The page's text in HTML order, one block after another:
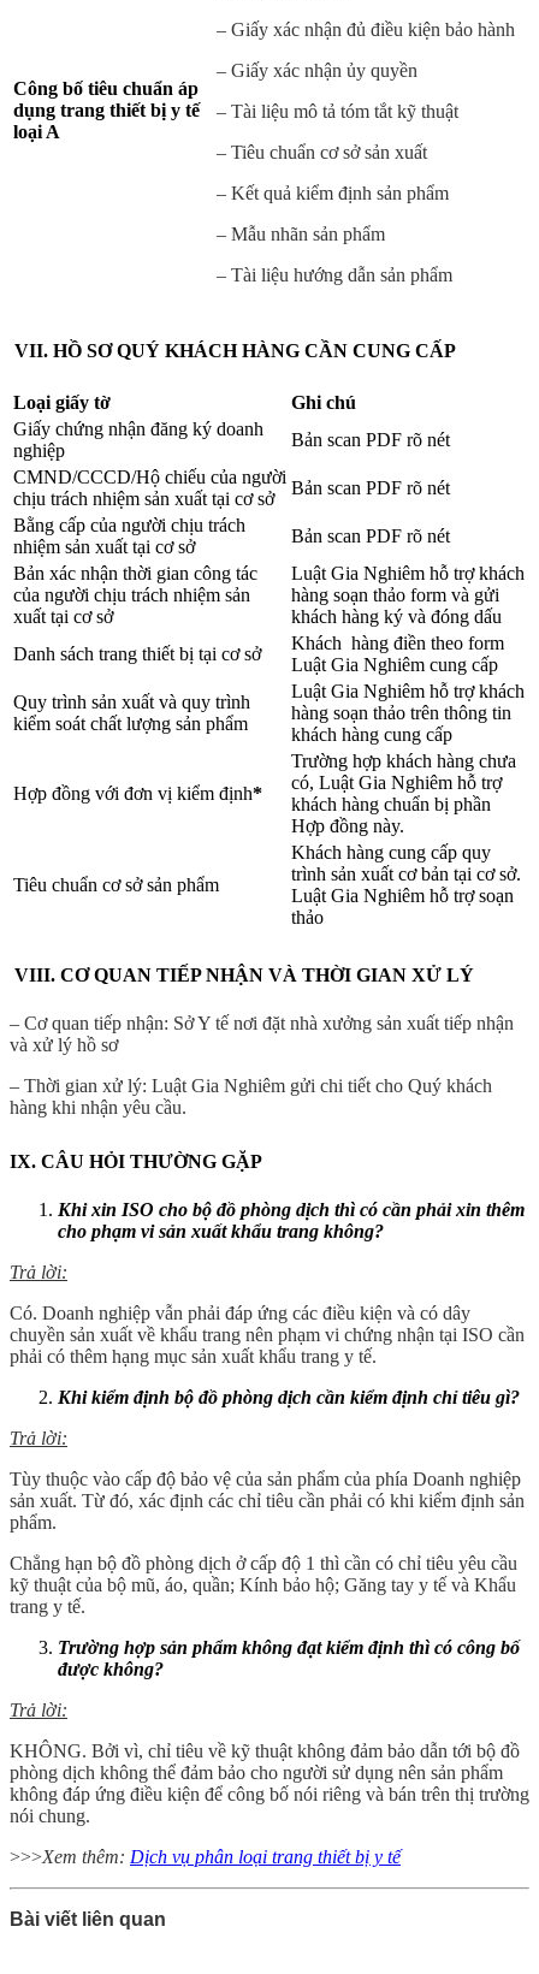
Công bố tiêu chuẩn áp
dụng trang thiết bị y tế
loại A
– Giấy xác nhận đủ điều kiện bảo hành
– Giấy xác nhận ủy quyền
– Tài liệu mô tả tóm tắt kỹ thuật
– Tiêu chuẩn cơ sở sản xuất
– Kết quả kiểm định sản phẩm
– Mẫu nhãn sản phẩm
– Tài liệu hướng dẫn sản phẩm
VII. HỒ SƠ QUÝ KHÁCH HÀNG CẦN CUNG CẤP
Loại giấy tờ
Ghi chú
Giấy chứng nhận đăng ký doanh
nghiệp
Bản scan PDF rõ nét
CMND/CCCD/Hộ chiếu của người
chịu trách nhiệm sản xuất tại cơ sở
Bản scan PDF rõ nét
Bằng cấp của người chịu trách
nhiệm sản xuất tại cơ sở
Bản scan PDF rõ nét
Bản xác nhận thời gian công tác
của người chịu trách nhiệm sản
xuất tại cơ sở
Luật Gia Nghiêm hỗ trợ khách
hàng soạn thảo form và gửi
khách hàng ký và đóng dấu
Danh sách trang thiết bị tại cơ sở
Khách hàng điền theo form
Luật Gia Nghiêm cung cấp
Quy trình sản xuất và quy trình
kiểm soát chất lượng sản phẩm
Luật Gia Nghiêm hỗ trợ khách
hàng soạn thảo trên thông tin
khách hàng cung cấp
Hợp đồng với đơn vị kiểm định*
Trường hợp khách hàng chưa
có, Luật Gia Nghiêm hỗ trợ
khách hàng chuẩn bị phần
Hợp đồng này.
Tiêu chuẩn cơ sở sản phẩm
Khách hàng cung cấp quy
trình sản xuất cơ bản tại cơ sở.
Luật Gia Nghiêm hỗ trợ soạn
thảo
VIII. CƠ QUAN TIẾP NHẬN VÀ THỜI GIAN XỬ LÝ
– Cơ quan tiếp nhận: Sở Y tế nơi đặt nhà xưởng sản xuất tiếp nhận
và xử lý hồ sơ
– Thời gian xử lý: Luật Gia Nghiêm gửi chi tiết cho Quý khách
hàng khi nhận yêu cầu.
IX. CÂU HỎI THƯỜNG GẶP
Khi xin ISO cho bộ đồ phòng dịch thì có cần phải xin thêm
cho phạm vi sản xuất khẩu trang không?
Trả lời:
Có. Doanh nghiệp vẫn phải đáp ứng các điều kiện và có dây
chuyền sản xuất về khẩu trang nên phạm vi chứng nhận tại ISO cần
phải có thêm hạng mục sản xuất khẩu trang y tế.
Khi kiểm định bộ đồ phòng dịch cần kiểm định chỉ tiêu gì?
Trả lời:
Tùy thuộc vào cấp độ bảo vệ của sản phẩm của phía Doanh nghiệp
sản xuất. Từ đó, xác định các chỉ tiêu cần phải có khi kiểm định sản
phẩm.
Chẳng hạn bộ đồ phòng dịch ở cấp độ 1 thì cần có chỉ tiêu yêu cầu
kỹ thuật của bộ mũ, áo, quần; Kính bảo hộ; Găng tay y tế và Khẩu
trang y tế.
Trường hợp sản phẩm không đạt kiểm định thì có công bố
được không?
Trả lời:
KHÔNG. Bởi vì, chỉ tiêu về kỹ thuật không đảm bảo dẫn tới bộ đồ
phòng dịch không thể đảm bảo cho người sử dụng nên sản phẩm
không đáp ứng điều kiện để công bố nói riêng và bán trên thị trường
nói chung.
>>>Xem thêm: Dịch vụ phân loại trang thiết bị y tế
Bài viết liên quan